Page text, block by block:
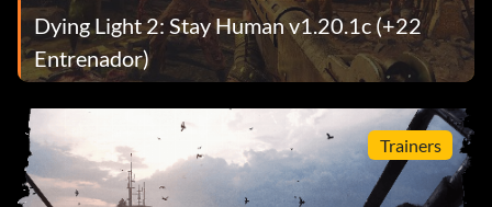
Dying Light 2: Stay Human v1.20.1c (+22
Entrenador)
Trainers